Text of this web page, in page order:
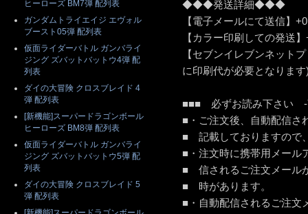
◆◆◆発送詳細◆◆◆
【電子メールにて送信】
【カラー印刷しての発送
【セブンイレブンネット
に印刷代が必要となります
■■■ 必ずお読み下さい -
■・ご注文後、自動配信さ
■ 記載しております
■・注文時に携帯用メール
■ 信されるご注文メール
■ 時が
■・自動配信されるご注文
ヒーローズ BM7弾 配列表
ガンダムトライエイジ エヴォル
ブースト05弾 配列表
仮面ライダーバトル ガンバライ
ジング ズバットバットウ4弾 配
列表
ダイの大冒険 クロスブレイド 4
弾 配列表
[新機能]スーパードラゴンボール
ヒーローズ BM8弾 配列表
仮面ライダーバトル ガンバライ
ジング ズバットバットウ5弾 配
列表
ダイの大冒険 クロスブレイド 5
弾 配列表